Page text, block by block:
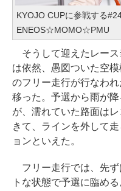
KYOJO CUPに参戦する
ENEOS☆MOMO☆PMU
そうして迎えたレース
は依然、愚図ついた空
のフリー走行が行なわ
移った。予選から雨が
が、濡れていた路面は
きて、ラインを外して
ョンといえた。
フリー走行では、先ず
トな状態で予選に臨め